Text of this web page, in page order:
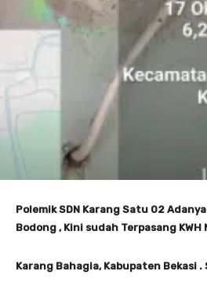
Polemik SDN Karang Satu 02
Bodong , Kini sudah Terpasang KWH
Karang Bahagia, Kabupaten Bekasi .